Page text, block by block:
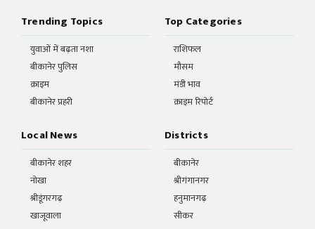
Trending Topics
युवाओं में बढ़ता नशा
बीकानेर पुलिस
क्राइम
बीकानेर प्रहरी
Top Categories
राशिफल
मौसम
मंडी भाव
क्राइम रिपोर्ट
Local News
बीकानेर शहर
नोखा
श्रीडूंगरगढ़
खाजूवाला
Districts
बीकानेर
श्रीगंगानगर
हनुमानगढ़
सीकर